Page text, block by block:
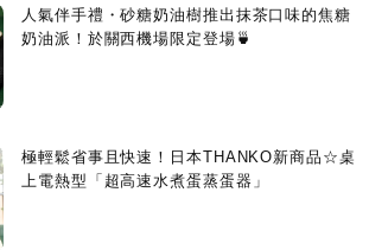
人氣伴手禮・砂糖奶油樹推出抹茶口味的焦糖
奶油派！於關西機場限定登場🍵
極輕鬆省事且快速！日本THANKO新商品☆桌
上電熱型「超高速水煮蛋蒸蛋器」